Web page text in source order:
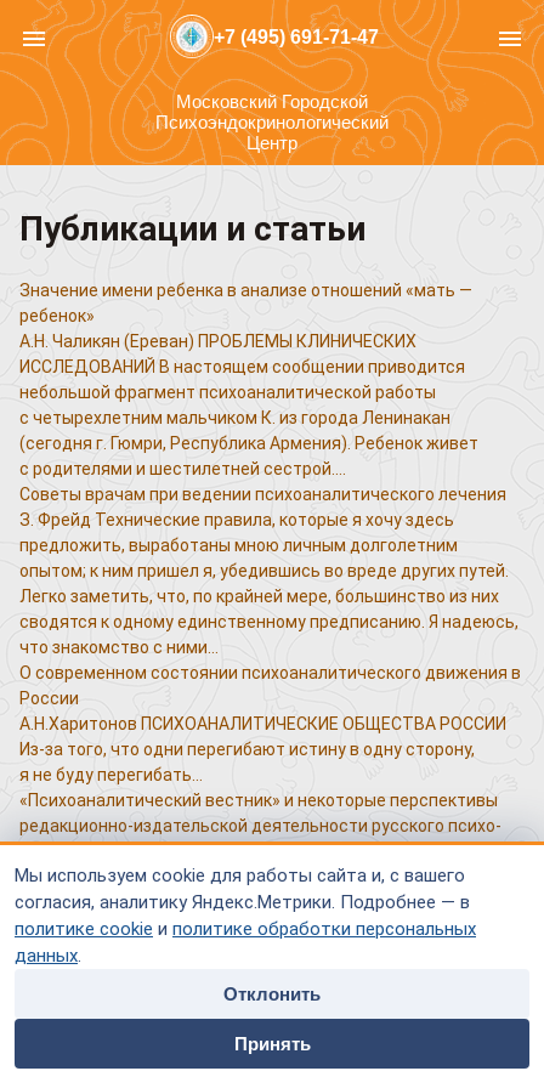
Мы используем cookie для работы сайта и, с вашего
согласия, аналитику Яндекс.Метрики. Подробнее — в
политике cookie и политике обработки персональных
данных.
Отклонить
Принять
home people
Специалисты
payment contacts
menu +7 (495) 691-71-47 menu
Московский Городской
Психоэндокринологический
Центр
Публикации и статьи
Значение имени ребенка в анализе отношений «мать —
ребенок»
А.Н. Чаликян (Ереван) ПРОБЛЕМЫ КЛИНИЧЕСКИХ
ИССЛЕДОВАНИЙ В настоящем сообщении приводится
небольшой фрагмент психоаналитической работы
с четырехлетним мальчиком К. из города Ленинакан
(сегодня г. Гюмри, Республика Армения). Ребенок живет
с родителями и шестилетней сестрой.…
Советы врачам при ведении психоаналитического лечения
З. Фрейд Технические правила, которые я хочу здесь
предложить, выработаны мною личным долголетним
опытом; к ним пришел я, убедившись во вреде других путей.
Легко заметить, что, по крайней мере, большинство из них
сводятся к одному единственному предписанию. Я надеюсь,
что знакомство с ними…
О современном состоянии психоаналитического движения в
России
А.Н.Харитонов ПСИХОАНАЛИТИЧЕСКИЕ ОБЩЕСТВА РОССИИ
Из-за того, что одни перегибают истину в одну сторону,
я не буду перегибать…
«Психоаналитический вестник» и некоторые перспективы
редакционно-издательской деятельности русского психо-
аналитического общества
А.В.Литвинов Прежде всего, следует отметить, что журнал
«Психоаналитический вестник» никогда не предназначался
исключительно для психоаналитиков.…
Между Эдипом и нарциссизмом (идентификация и роль
Е.В.Жалюнене КЛИНИЧЕСКИЙ ПСИХОАНАЛИЗ Использование
проблем — как теоретических, так и практических.